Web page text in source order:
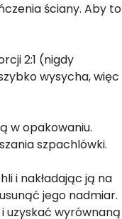
ściany. Aby to
2:1 (nigdy
wysycha, więc
w opakowaniu.
szpachlówki.
i nakładając ją na
jego nadmiar.
uzyskać wyrównaną